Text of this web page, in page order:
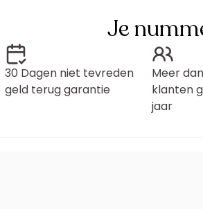
Je
30 Dagen niet tevreden
geld terug garantie
Meer
klanten
jaar